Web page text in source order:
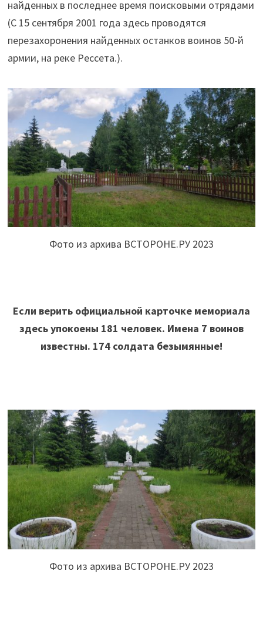
найденных в последнее время поисковыми отрядами
(С 15 сентября 2001 года здесь проводятся
перезахоронения найденных останков воинов 50-й
армии, на реке Рессета.).
Фото из архива ВСТОРОНЕ.РУ 2023
Если верить официальной карточке мемориала
здесь упокоены 181 человек. Имена 7 воинов
известны. 174 солдата безымянные!
Фото из архива ВСТОРОНЕ.РУ 2023